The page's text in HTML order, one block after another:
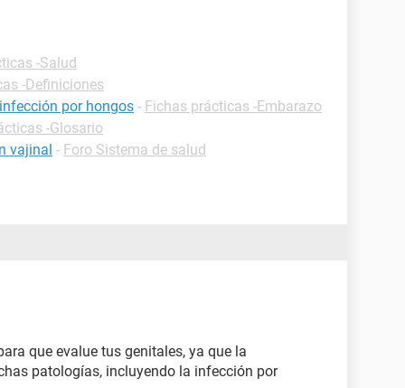
-Salud
-Definiciones
por hongos - Fichas prácticas -Embarazo
-Glosario
vajinal - Foro Sistema de salud
que evalue tus genitales, ya que la
patologías, incluyendo la infección por